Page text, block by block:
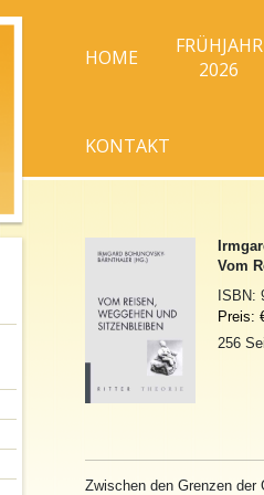
HOME
FRÜHJAHR
2026
KONTAKT
Vom
ISBN:
Preis:
256
Zwischen den Grenzen